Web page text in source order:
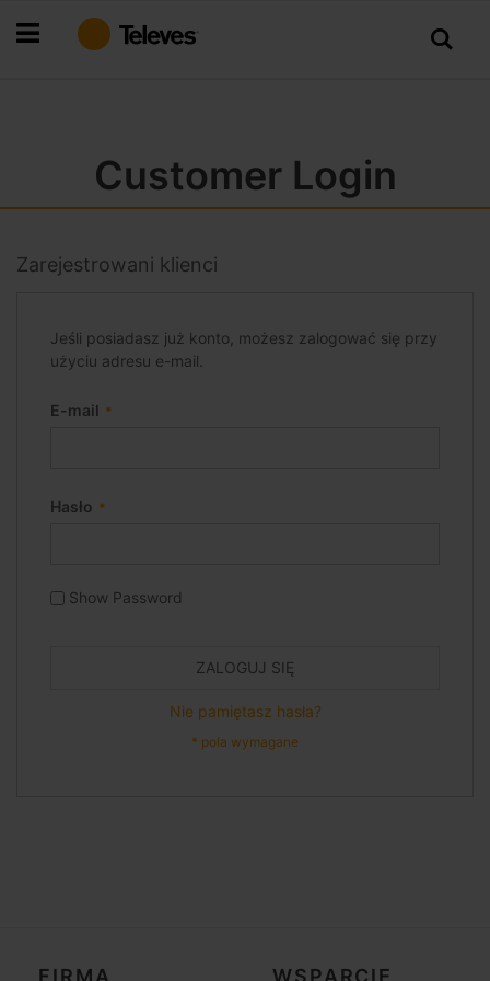
do
Customer Login
Zarejestrowani klienci
Jeśli posiadasz już konto, możesz zalogować się przy
użyciu adresu e-mail.
E-mail
Hasło
Show Password
ZALOGUJ SIĘ
Nie pamiętasz hasła?